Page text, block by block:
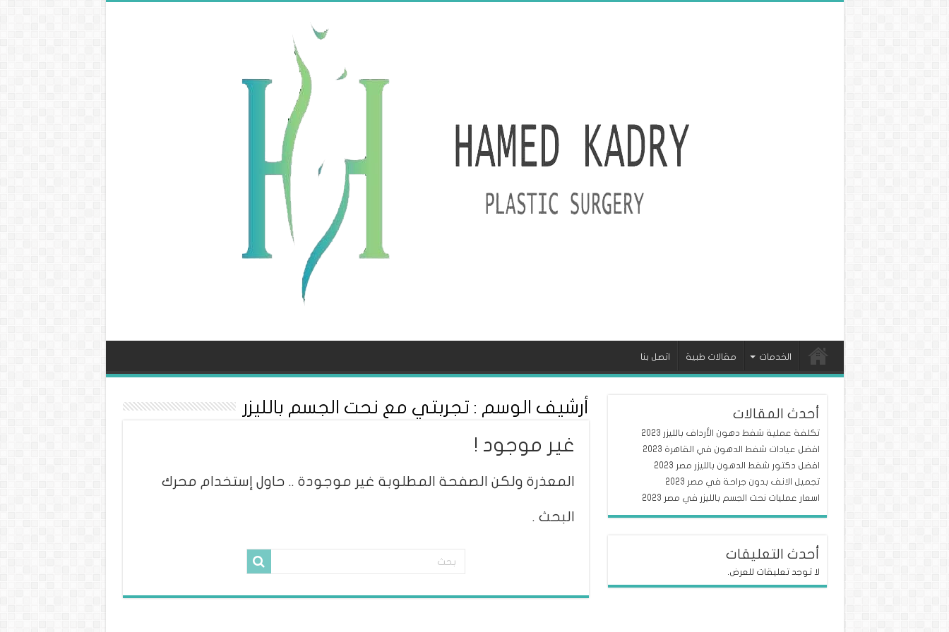
الخدمات مقالات طبية اتصل بنا
أرشيف الوسم : تجربتي مع نحت الجسم بالليزر
غير موجود !
المعذرة ولكن الصفحة المطلوبة غير موجودة .. حاول إستخدام محرك
البحث .
أحدث المقالات
تكلفة عملية شفط دهون الأرداف بالليزر 2023
افضل عيادات شفط الدهون في القاهرة 2023
افضل دكتور شفط الدهون بالليزر مصر 2023
تجميل الانف بدون جراحة في مصر 2023
اسعار عمليات نحت الجسم بالليزر في مصر 2023
أحدث التعليقات
لا توجد تعليقات للعرض.